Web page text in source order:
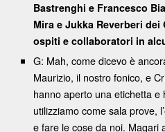
Bastrenghi e Francesco
Mira e Jukka Reverberi
ospiti e collaboratori in
G: Mah, come dicevo è
Maurizio, il nostro fonico, e
hanno aperto una etichetta
utilizziamo come sala prove,
e fare le cose da noi. Magari